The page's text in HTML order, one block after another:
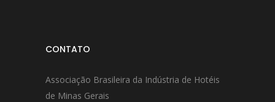
CONTATO
Associação Brasileira da Indústria de Hotéis
de Minas Gerais